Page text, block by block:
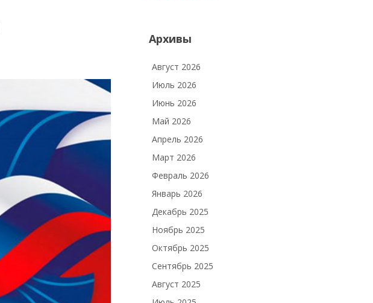
Архивы
Август 2026
Июль 2026
Июнь 2026
Май 2026
Апрель 2026
Март 2026
Февраль 2026
Январь 2026
Декабрь 2025
Ноябрь 2025
Октябрь 2025
Сентябрь 2025
Август 2025